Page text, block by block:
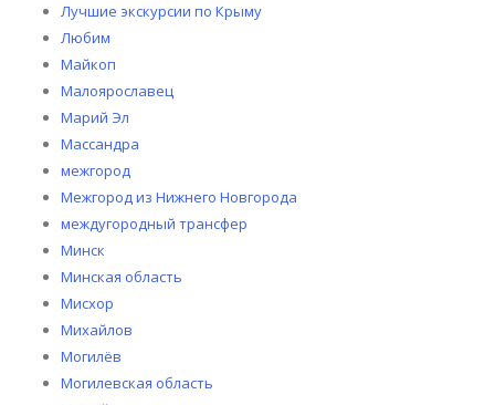
Лучшие экскурсии по Крыму
Любим
Майкоп
Малоярославец
Марий Эл
Массандра
межгород
Межгород из Нижнего Новгорода
междугородный трансфер
Минск
Минская область
Мисхор
Михайлов
Могилёв
Могилевская область